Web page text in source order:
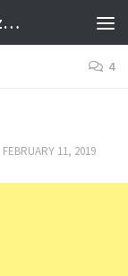
Poruke, čestitke, citati za svakoga i za svaku priliku
4
FEBRUARY 11, 2019